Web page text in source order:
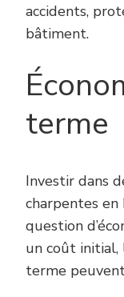
accidents,
bâtiment.
terme
Investir dans
charpentes
question
un coût initial,
terme